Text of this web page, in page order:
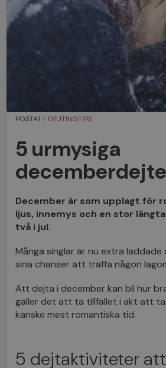
POSTAT I: DEJTINGTIPS
5 urmysiga
December är som upplagt för
ljus, innemys och en stor
två i jul.
Många singlar är nu extra
sina chanser att träffa någon
Att dejta i december kan bli hur
gäller det att ta tillfället i akt att
kanske mest romantiska tid.
5 dejtaktiviteter